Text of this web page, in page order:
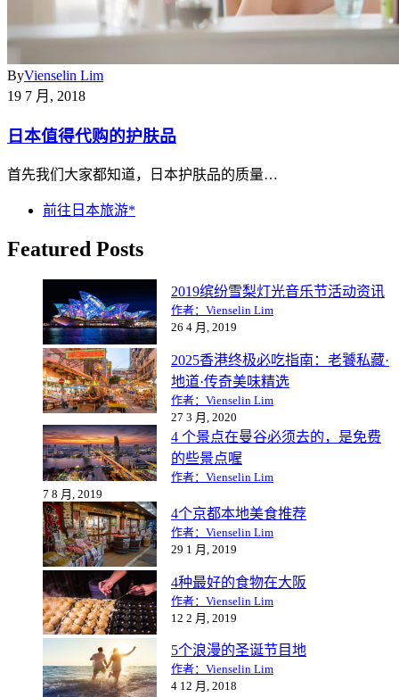
ByVienselin Lim
19 7 月, 2018
日本值得代购的护肤品
首先我们大家都知道，日本护肤品的质量…
前往日本旅游*
Featured Posts
2019缤纷雪梨灯光音乐节活动资讯
作者：Vienselin Lim
26 4 月, 2019
2025香港终极必吃指南：老饕私藏·
地道·传奇美味精选
作者：Vienselin Lim
27 3 月, 2020
4 个景点在曼谷必须去的，是免费
的些景点喔
作者：Vienselin Lim
7 8 月, 2019
4个京都本地美食推荐
作者：Vienselin Lim
29 1 月, 2019
4种最好的食物在大阪
作者：Vienselin Lim
12 2 月, 2019
5个浪漫的圣诞节目地
作者：Vienselin Lim
4 12 月, 2018